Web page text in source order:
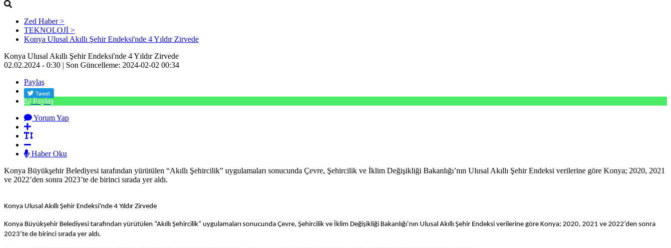
Zed Haber >
TEKNOLOJİ >
Konya Ulusal Akıllı Şehir Endeksi'nde 4 Yıldır Zirvede
Konya Ulusal Akıllı Şehir Endeksi'nde 4 Yıldır Zirvede
02.02.2024 - 0:30 | Son Güncelleme: 2024-02-02 00:34
Paylaş
Paylaş
Yorum Yap
Haber Oku
Konya Büyükşehir Belediyesi tarafından yürütülen “Akıllı Şehircilik” uygulamaları sonucunda Çevre, Şehircilik ve İklim Değişikliği Bakanlığı’nın Ulusal Akıllı Şehir Endeksi verilerine göre Konya; 2020, 2021
ve 2022’den sonra 2023’te de birinci sırada yer aldı.
Konya Ulusal Akıllı Şehir Endeksi'nde 4 Yıldır Zirvede
Konya Büyükşehir Belediyesi tarafından yürütülen “Akıllı Şehircilik” uygulamaları sonucunda Çevre, Şehircilik ve İklim Değişikliği Bakanlığı’nın Ulusal Akıllı Şehir Endeksi verilerine göre Konya; 2020, 2021 ve 2022’den sonra
2023’te de birinci sırada yer aldı.